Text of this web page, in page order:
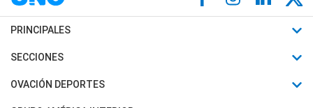
PRINCIPALES
Últimas Noticias
Política
SECCIONES
Horóscopo
OVACIÓN DEPORTES